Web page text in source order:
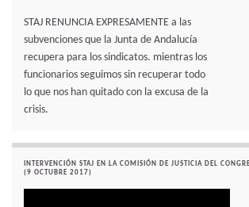
STAJ RENUNCIA EXPRESAMENTE a las
subvenciones que la Junta de Andalucía
recupera para los sindicatos. mientras los
funcionarios seguimos sin recuperar todo
lo que nos han quitado con la excusa de la
crisis.
INTERVENCIÓN STAJ EN LA COMISIÓN DE JUSTICIA DEL
(9 OCTUBRE 2017)